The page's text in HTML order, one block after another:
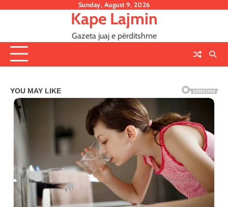
Sunday, August 9, 2026
Kape Lajmin
Gazeta juaj e përditshme